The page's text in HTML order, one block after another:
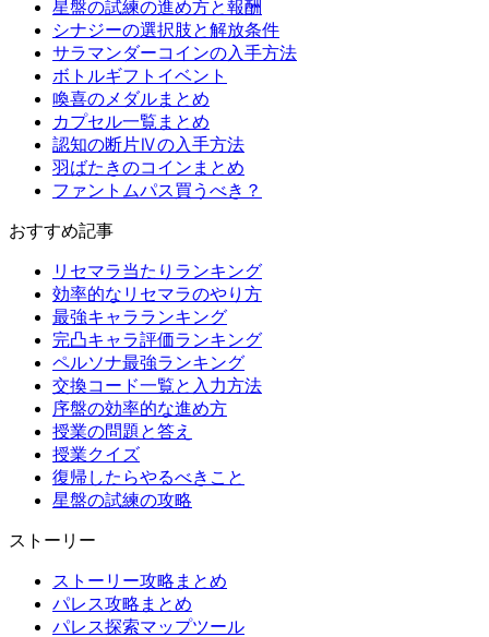
星盤の試練の進め方と報酬
シナジーの選択肢と解放条件
サラマンダーコインの入手方法
ボトルギフトイベント
喚喜のメダルまとめ
カプセル一覧まとめ
認知の断片Ⅳの入手方法
羽ばたきのコインまとめ
ファントムパス買うべき？
おすすめ記事
リセマラ当たりランキング
効率的なリセマラのやり方
最強キャラランキング
完凸キャラ評価ランキング
ペルソナ最強ランキング
交換コード一覧と入力方法
序盤の効率的な進め方
授業の問題と答え
授業クイズ
復帰したらやるべきこと
星盤の試練の攻略
ストーリー
ストーリー攻略まとめ
パレス攻略まとめ
パレス探索マップツール